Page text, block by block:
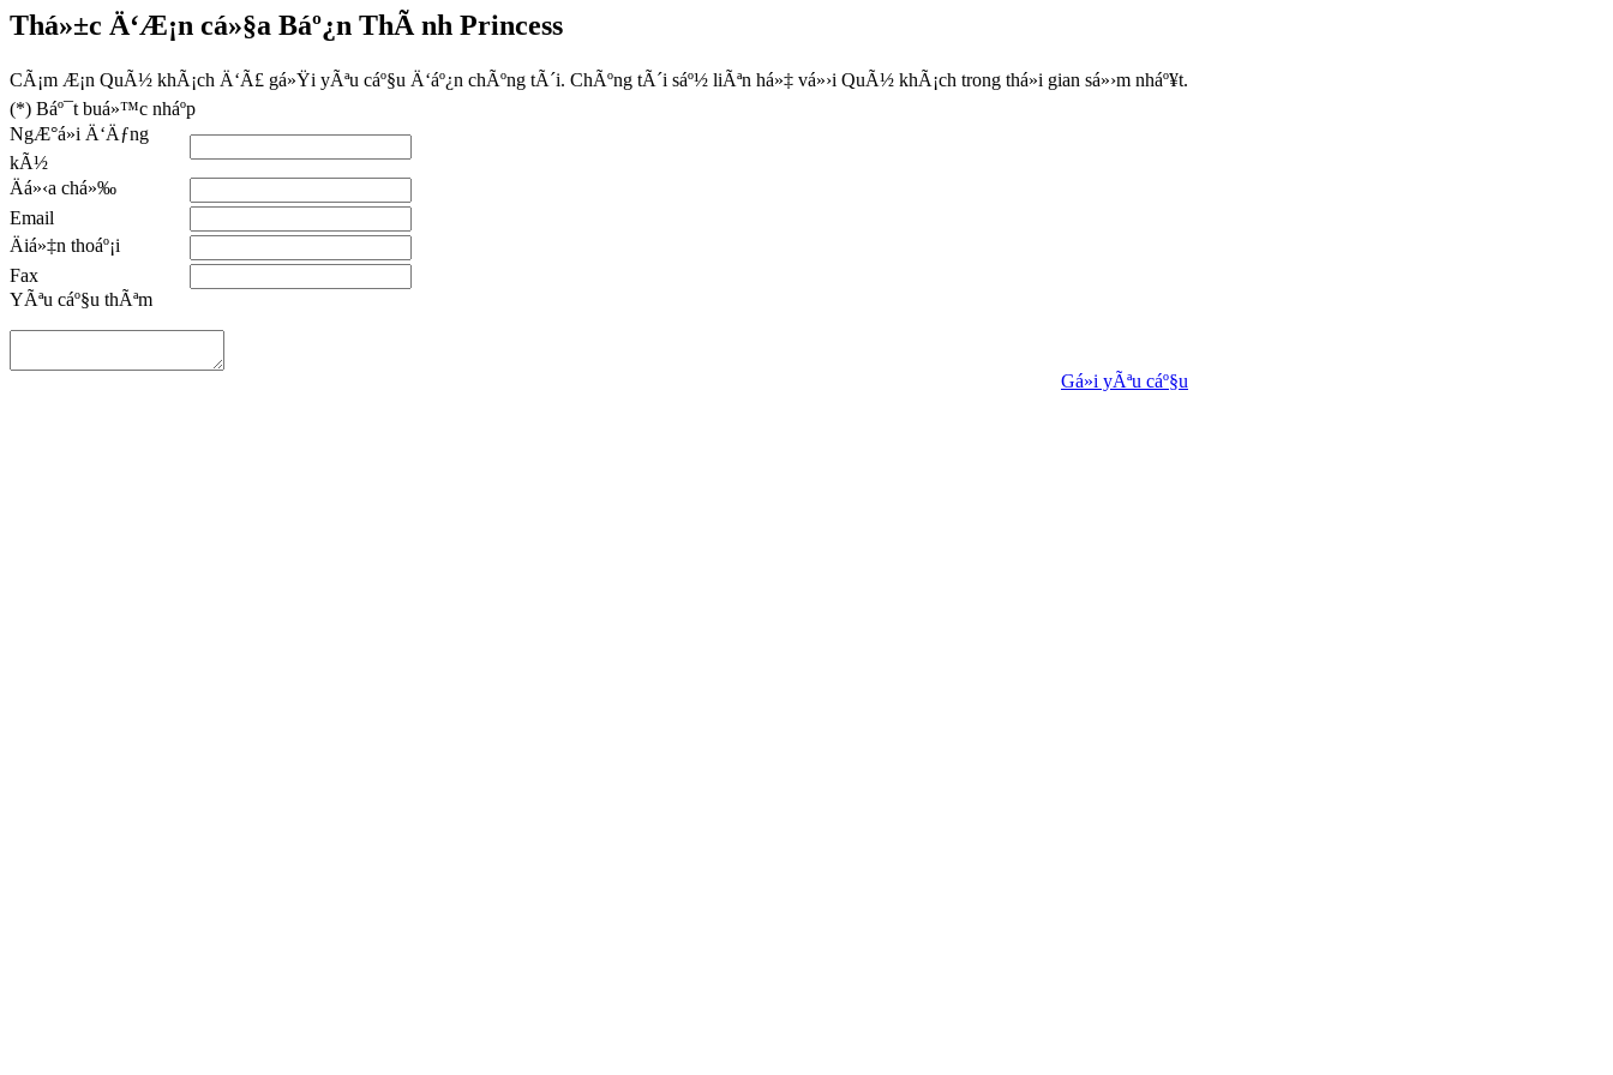
Thá»±c Ä‘Æ¡n cá»§a Báº¿n ThÃ nh Princess
CÃ¡m Æ¡n QuÃ½ khÃ¡ch Ä‘Ã£ gá»Ÿi yÃªu cáº§u Ä‘áº¿n chÃºng tÃ´i. ChÃºng tÃ´i sáº½ liÃªn há»‡ vá»›i QuÃ½ khÃ¡ch trong thá»i gian sá»›m nháº¥t.
(*) Báº¯t buá»™c nháº­p
NgÆ°á»i Ä‘Äƒng
kÃ½
Äá»‹a chá»‰
Email
Äiá»‡n thoáº¡i
Fax
YÃªu cáº§u thÃªm
Gá»­i yÃªu cáº§u